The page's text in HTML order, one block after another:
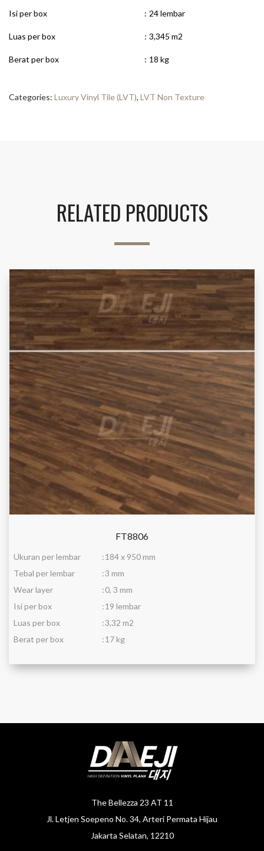
Isi per box : 24 lembar
Luas per box : 3,345 m2
Berat per box : 18 kg
Categories: Luxury Vinyl Tile (LVT), LVT Non Texture
RELATED PRODUCTS
FT8806
Ukuran per lembar :184 x 950 mm
Tebal per lembar
:3 mm
Wear layer
:0, 3 mm
Isi per box
:19 lembar
Luas per box
:3,32 m2
Berat per box
:17 kg
The Bellezza 23 AT 11
Jl. Letjen Soepeno No. 34, Arteri Permata Hijau
Jakarta Selatan, 12210